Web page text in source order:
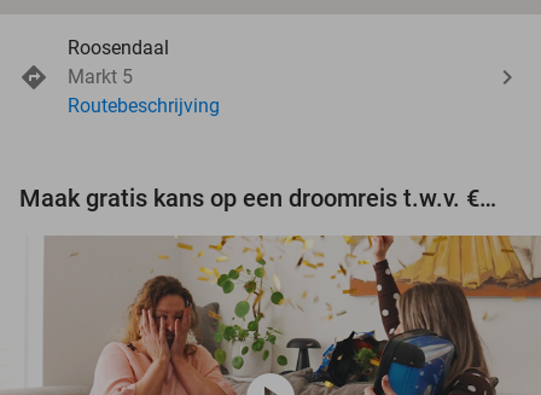
Roosendaal
Markt 5
Routebeschrijving
Maak gratis kans op een droomreis t.w.v. €3.000!